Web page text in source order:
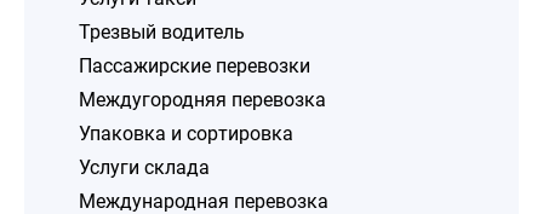
Трезвый водитель
Пассажирские перевозки
Междугородняя перевозка
Упаковка и сортировка
Услуги склада
Международная перевозка